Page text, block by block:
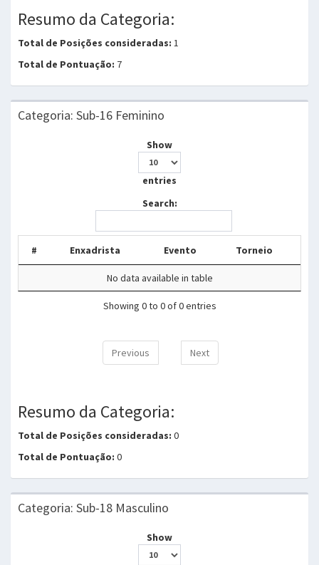
Resumo da Categoria:
Total de Posições consideradas: 1
Total de Pontuação: 7
Categoria: Sub-16 Feminino
Show
entries
Search:
# Enxadrista Evento Torneio
No data available in table
Showing 0 to 0 of 0 entries
Previous Next
Resumo da Categoria:
Total de Posições consideradas: 0
Total de Pontuação: 0
Categoria: Sub-18 Masculino
Show